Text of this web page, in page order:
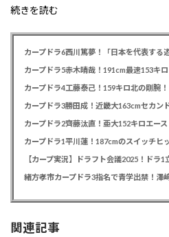
続きを読む
カープドラ4工藤泰己！159キロ北の剛腕！
カープドラ2齊藤汰直！亜大152キロエース
【カープ実況】ドラフト会議2025！ドラ
関連記事